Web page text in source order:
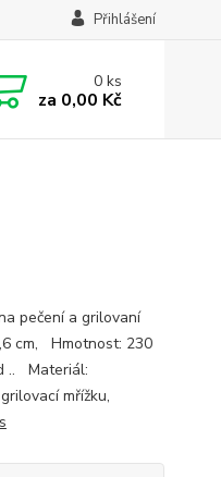
Přihlášení
0ks
za 0,00 Kč
pečení a grilovaní
cm, Hmotnost: 230
.. Materiál:
mřížku,